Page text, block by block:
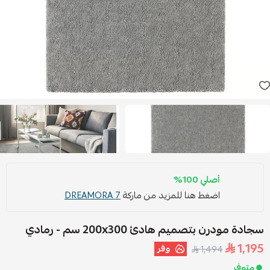
أصلي 100%
اضغط هنا للمزيد من ماركةDREAMORA 7
سجادة مودرن بتصميم هادئ ‎200x300 سم‏ - رمادي
1,195
1,494 وفر